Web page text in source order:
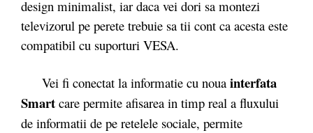
design minimalist, iar daca vei dori sa montezi
televizorul pe perete trebuie sa tii cont ca acesta este
compatibil cu suporturi VESA.
Vei fi conectat la informatie cu noua interfata
Smart care permite afisarea in timp real a fluxului
de informatii de pe retelele sociale, permite